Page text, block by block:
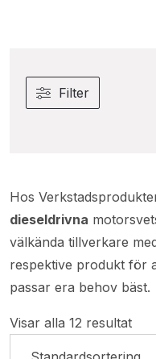
Filter
Hos
dieseldrivna
välkända tillverkare
respektive produkt för
passar era behov bäst.
Visar alla 12 resultat